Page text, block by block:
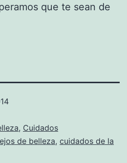
que te sean de
, Cuidados
de belleza, cuidados de la